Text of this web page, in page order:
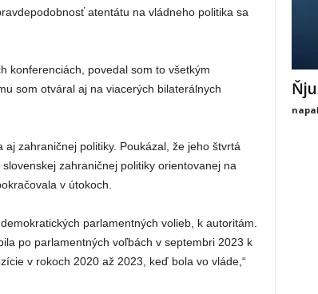
atentátu na vládneho politika sa
konferenciách, povedal som to všetkým
som otváral aj na viacerých bilaterálnych
zahraničnej politiky. Poukázal, že jeho štvrtá
zahraničnej politiky orientovanej na
v útokoch.
parlamentných volieb, k autoritám.
po parlamentných voľbách v septembri 2023 k
v rokoch 2020 až 2023, keď bola vo vláde,“